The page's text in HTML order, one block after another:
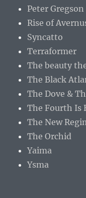
Peter Gregson
Rise of
Syncatto
Terraformer
The beauty
The Black
The Dove &
The Fourth Is
The New
The Orchid
Yaima
Ysma